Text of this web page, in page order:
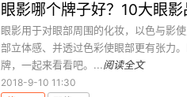
眼影哪个牌子好？10大眼
眼影用于对眼部周围的化妆，以色与影
部立体感、并透过色彩使眼部更有张力
牌，一起来看看吧。...阅读全文
2018-9-10 11:30